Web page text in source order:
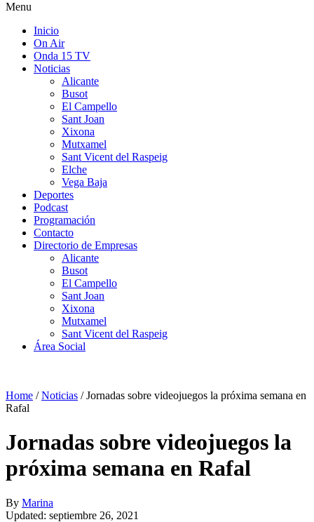
Menu
Inicio
On Air
Onda 15 TV
Noticias
Alicante
Busot
El Campello
Sant Joan
Xixona
Mutxamel
Sant Vicent del Raspeig
Elche
Vega Baja
Deportes
Podcast
Programación
Contacto
Directorio de Empresas
Alicante
Busot
El Campello
Sant Joan
Xixona
Mutxamel
Sant Vicent del Raspeig
Área Social
Home /Noticias /Jornadas sobre videojuegos la próxima semana en
Rafal
Jornadas sobre videojuegos la
próxima semana en Rafal
By Marina
Updated: septiembre 26, 2021